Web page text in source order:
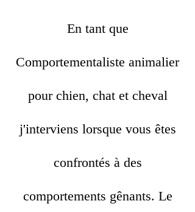
En tant que
Comportementaliste animalier
pour chien, chat et cheval
j'interviens lorsque vous êtes
confrontés à des
comportements gênants. Le